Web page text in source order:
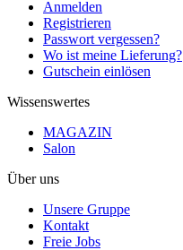
Anmelden
Registrieren
Passwort vergessen?
Wo ist meine Lieferung?
Gutschein einlösen
Wissenswertes
MAGAZIN
Salon
Über uns
Unsere Gruppe
Kontakt
Freie Jobs